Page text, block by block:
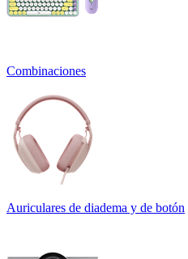
Combinaciones
Auriculares de diadema y de botón